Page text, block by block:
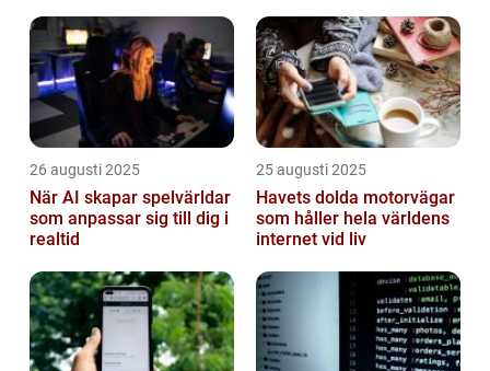
26 augusti 2025
När AI skapar spelvärldar
som anpassar sig till dig i
realtid
25 augusti 2025
Havets dolda motorvägar
som håller hela världens
internet vid liv